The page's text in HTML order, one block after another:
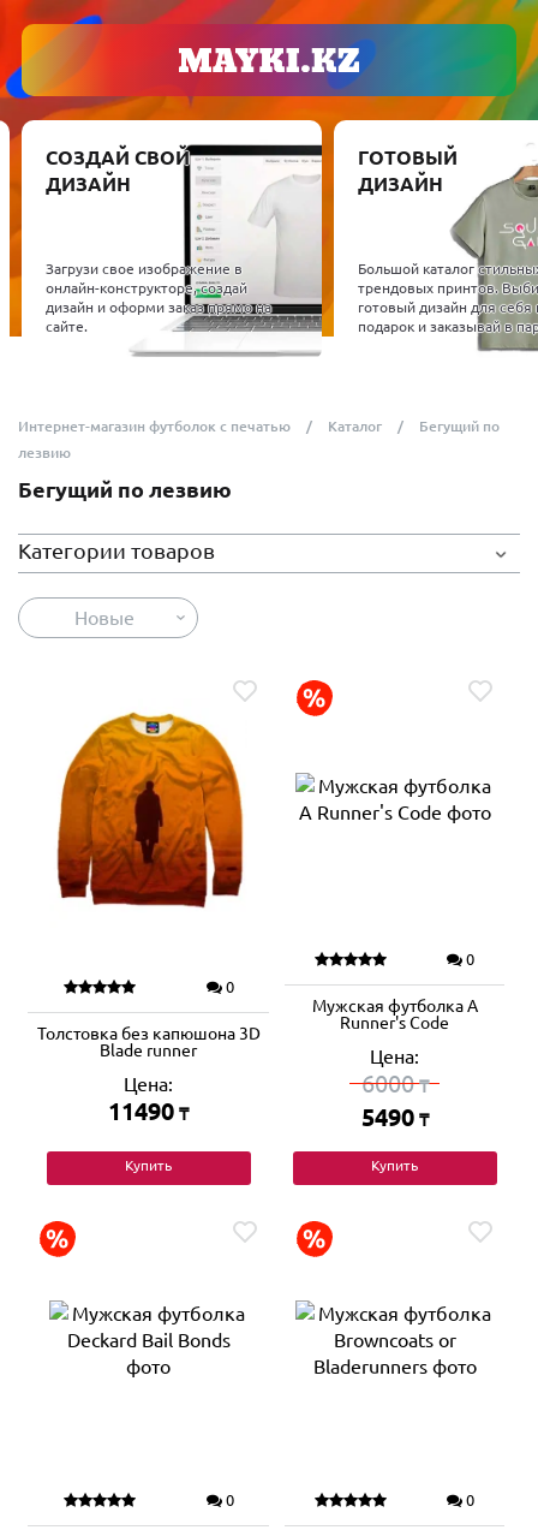
СОЗДАЙ СВОЙ
ДИЗАЙН
Загрузи свое изображение в
онлайн-конструкторе, создай
дизайн и оформи заказ прямо на
сайте.
ГОТОВЫЙ
ДИЗАЙН
Большой каталог
трендовых принтов.
готовый дизайн для себя
подарок и заказывай в
Интернет-магазин футболок с печатью Каталог
Бегущий по
лезвию
Бегущий по лезвию
Категории товаров
Новые
0
Толстовка без капюшона 3D
Blade runner
Цена:
11490 ₸
Купить
0
Мужская футболка A
Runner's Code
Цена:
6000₸
5490 ₸
Купить
0 0